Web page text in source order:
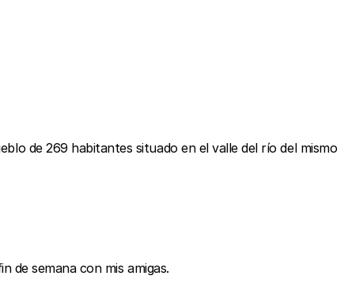
de 269 habitantes situado en el valle del río del mismo
de semana con mis amigas.